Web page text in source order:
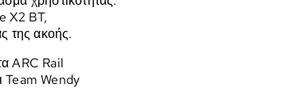
X2 BT,
της ακοής.
ARC Rail
Team Wendy